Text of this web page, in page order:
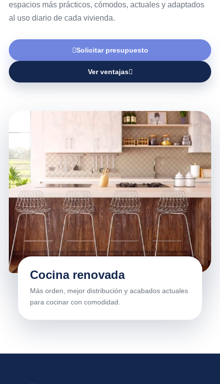
espacios más prácticos, cómodos, actuales y adaptados
al uso diario de cada vivienda.
Solicitar presupuesto
Ver ventajas
Cocina renovada
Más orden, mejor distribución y acabados actuales
para cocinar con comodidad.